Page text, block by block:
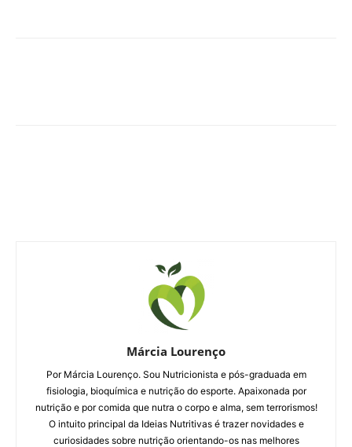
Márcia Lourenço
Por Márcia Lourenço. Sou Nutricionista e pós-graduada em
fisiologia, bioquímica e nutrição do esporte. Apaixonada por
nutrição e por comida que nutra o corpo e alma, sem terrorismos!
O intuito principal da Ideias Nutritivas é trazer novidades e
curiosidades sobre nutrição orientando-os nas melhores